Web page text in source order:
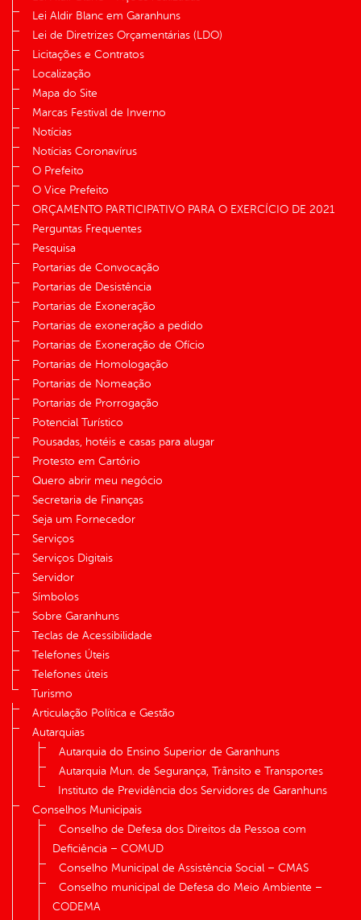
Lei Aldir Blanc em Garanhuns
Lei de Diretrizes Orçamentárias (LDO)
Licitações e Contratos
Localização
Mapa do Site
Marcas Festival de Inverno
Notícias
Notícias Coronavírus
O Prefeito
O Vice Prefeito
ORÇAMENTO PARTICIPATIVO PARA O EXERCÍCIO DE 2021
Perguntas Frequentes
Pesquisa
Portarias de Convocação
Portarias de Desistência
Portarias de Exoneração
Portarias de exoneração a pedido
Portarias de Exoneração de Ofício
Portarias de Homologação
Portarias de Nomeação
Portarias de Prorrogação
Potencial Turístico
Pousadas, hotéis e casas para alugar
Protesto em Cartório
Quero abrir meu negócio
Secretaria de Finanças
Seja um Fornecedor
Serviços
Serviços Digitais
Servidor
Símbolos
Sobre Garanhuns
Teclas de Acessibilidade
Telefones Úteis
Telefones úteis
Turismo
Articulação Política e Gestão
Autarquias
Autarquia do Ensino Superior de Garanhuns
Autarquia Mun. de Segurança, Trânsito e Transportes
Instituto de Previdência dos Servidores de Garanhuns
Conselhos Municipais
Conselho de Defesa dos Direitos da Pessoa com
Deficiência – COMUD
Conselho Municipal de Assistência Social – CMAS
Conselho municipal de Defesa do Meio Ambiente –
CODEMA